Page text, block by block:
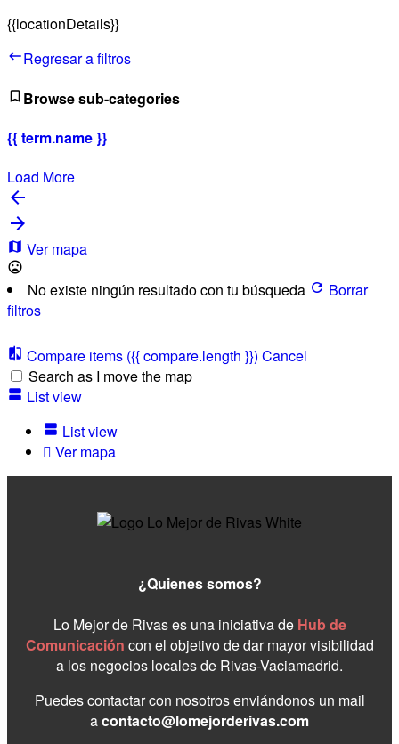
{{locationDetails}}
Regresar a filtros
Browse sub-categories
{{ term.name }}
Load More
Ver mapa
No existe ningún resultado con tu búsqueda
Borrar
filtros
Compare items ({{ compare.length }}) Cancel
Search as I move the map
List view
List view
Ver mapa
¿Quienes somos?
Lo Mejor de Rivas es una iniciativa de Hub de
Comunicación con el objetivo de dar mayor visibilidad
a los negocios locales de Rivas-Vaciamadrid.
Puedes contactar con nosotros enviándonos un mail
acontacto@lomejorderivas.com